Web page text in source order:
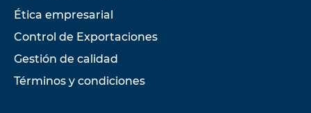
Ética empresarial
Control de Exportaciones
Gestión de calidad
Términos y condiciones